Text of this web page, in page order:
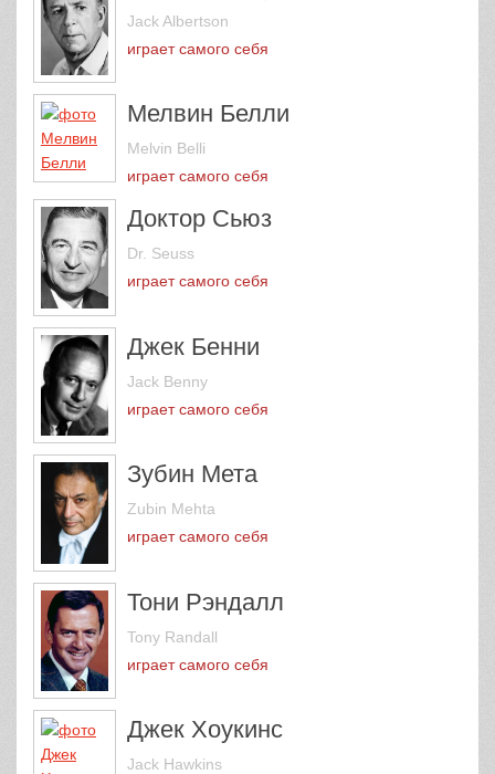
Jack Albertson
играет самого себя
Мелвин Белли
Melvin Belli
играет самого себя
Доктор Сьюз
Dr. Seuss
играет самого себя
Джек Бенни
Jack Benny
играет самого себя
Зубин Мета
Zubin Mehta
играет самого себя
Тони Рэндалл
Tony Randall
играет самого себя
Джек Хоукинс
Jack Hawkins